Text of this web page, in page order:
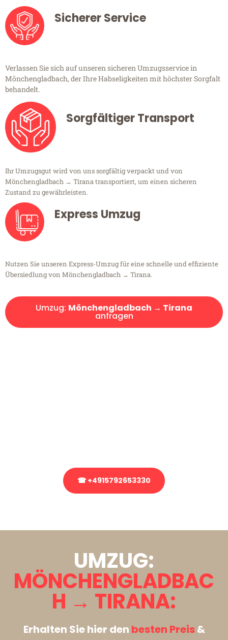
Sicherer Service
Verlassen Sie sich auf unseren sicheren Umzugsservice in
Mönchengladbach, der Ihre Habseligkeiten mit höchster Sorgfalt
behandelt.
Sorgfältiger Transport
Ihr Umzugsgut wird von uns sorgfältig verpackt und von
Mönchengladbach → Tirana transportiert, um einen sicheren
Zustand zu gewährleisten.
Express Umzug
Nutzen Sie unseren Express-Umzug für eine schnelle und effiziente
Übersiedlung von Mönchengladbach → Tirana.
Umzug: Mönchengladbach → Tirana
anfragen
☎ +4915792653330
UMZUG:
MÖNCHENGLADBAC
H → TIRANA:
Erhalten Sie hier den besten Preis&